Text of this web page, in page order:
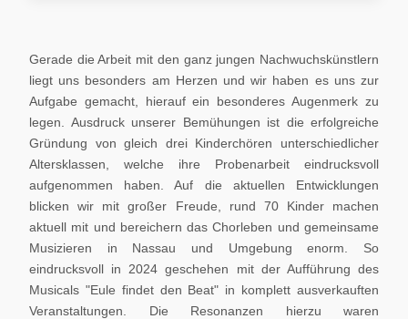
Gerade die Arbeit mit den ganz jungen Nachwuchskünstlern
liegt uns besonders am Herzen und wir haben es uns zur
Aufgabe gemacht, hierauf ein besonderes Augenmerk zu
legen. Ausdruck unserer Bemühungen ist die erfolgreiche
Gründung von gleich drei Kinderchören unterschiedlicher
Altersklassen, welche ihre Probenarbeit eindrucksvoll
aufgenommen haben. Auf die aktuellen Entwicklungen
blicken wir mit großer Freude, rund 70 Kinder machen
aktuell mit und bereichern das Chorleben und gemeinsame
Musizieren in Nassau und Umgebung enorm. So
eindrucksvoll in 2024 geschehen mit der Aufführung des
Musicals "Eule findet den Beat" in komplett ausverkauften
Veranstaltungen. Die Resonanzen hierzu waren